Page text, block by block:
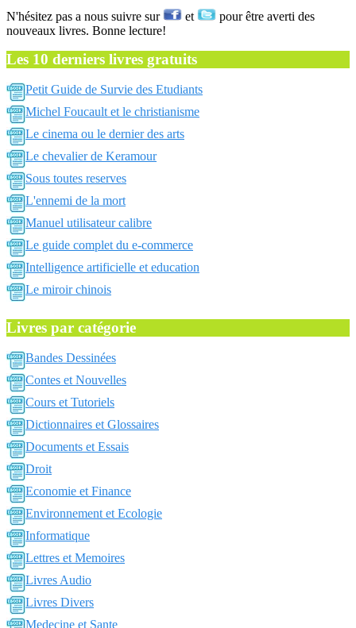
N'hésitez pas a nous suivre sur et
pour être averti des
nouveaux livres. Bonne lecture!
Les 10 derniers livres gratuits
Petit Guide de Survie des Etudiants
Michel Foucault et le christianisme
Le cinema ou le dernier des arts
Le chevalier de Keramour
Sous toutes reserves
L'ennemi de la mort
Manuel utilisateur calibre
Le guide complet du e-commerce
Intelligence artificielle et education
Le miroir chinois
Livres par catégorie
Bandes Dessinées
Contes et Nouvelles
Cours et Tutoriels
Dictionnaires et Glossaires
Documents et Essais
Droit
Economie et Finance
Environnement et Ecologie
Informatique
Lettres et Memoires
Livres Audio
Livres Divers
Medecine et Sante